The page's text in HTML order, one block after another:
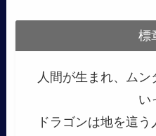
標
人間が生まれ、ム
い
ドラゴンは地を這